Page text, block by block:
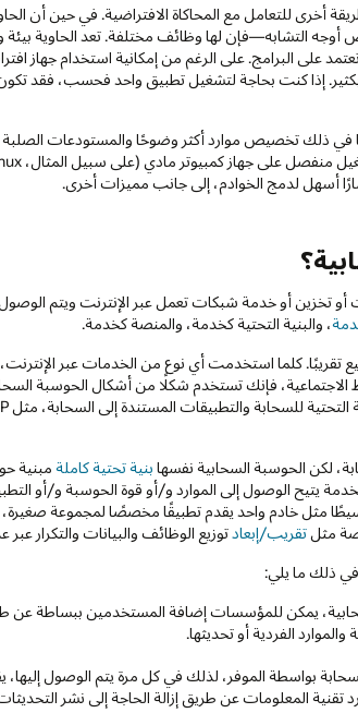
أخرى للتعامل مع المحاكاة الافتراضية. في حين أن
التشابه—فإن لها وظائف مختلفة. تعد الحاوية
تعتمد على البرامج. على الرغم من إمكانية استخدام جهاز
بكثير. إذا كنت بحاجة لتشغيل تطبيق واحد فحسب، فقد تكون
في ذلك تخصيص موارد أكثر وضوحًا والمستودعات الصلبة
أسهل لدمج الخوادم، إلى جانب مميزات أخرى.
تخزين أو خدمة شبكات تعمل عبر الإنترنت ويتم الوصول
، والبنية التحتية كخدمة، والمنصة كخدمة.
تقريبًا. كلما استخدمت أي نوع من الخدمات عبر
الاجتماعية، فإنك تستخدم شكلًا من أشكال الحوسبة
لكن الحوسبة السحابية نفسها بنية تحتية كاملةمبنية
يتيح الوصول إلى الموارد و/أو قوة الحوسبة و/أو
مثل خادم واحد يقدم تطبيقًا مخصصًا لمجموعة
مثلتقريب/إبعادتوزيع الوظائف والبيانات والتكرار
في ذلك ما يلي:
يمكن للمؤسسات إضافة المستخدمين ببساطة عن
الفردية أو تحديثها.
بواسطة الموفر، لذلك في كل مرة يتم الوصول
تقنية المعلومات عن طريق إزالة الحاجة إلى نشر